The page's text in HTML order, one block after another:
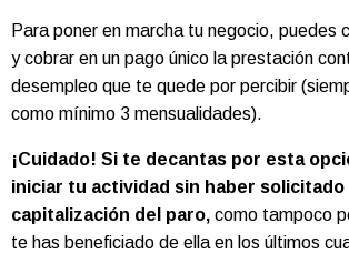
Para poner en marcha tu negocio, puedes
y cobrar en un pago único la prestación
desempleo que te quede por percibir
como mínimo 3 mensualidades).
¡Cuidado! Si te decantas por esta
iniciar tu actividad sin haber solicitado
capitalización del paro, como tampoco
te has beneficiado de ella en los últimos